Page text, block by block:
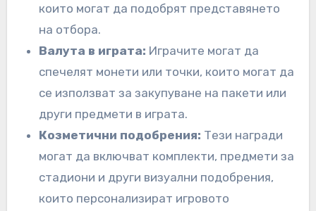
които могат да подобрят представянето
на отбора.
Валута в играта: Играчите могат да
спечелят монети или точки, които могат да
се използват за закупуване на пакети или
други предмети в играта.
Козметични подобрения: Тези награди
могат да включват комплекти, предмети за
стадиони и други визуални подобрения,
които персонализират игровото